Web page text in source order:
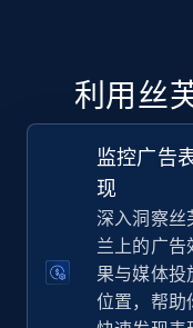
TikTok Shop -
URL, Title,
price, Final price,
5.4K+
利用丝
监控广告
现
深入洞察丝
兰上的广告
果与媒体投
位置，帮助